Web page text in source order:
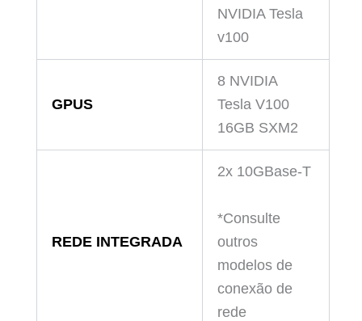
NVIDIA Tesla
v100
GPUS
8 NVIDIA
Tesla V100
16GB SXM2
REDE INTEGRADA
2x 10GBase-T
*Consulte
outros
modelos de
conexão de
rede